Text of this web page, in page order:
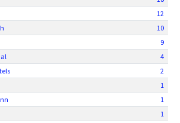
12
10
9
4
2
1
1
1